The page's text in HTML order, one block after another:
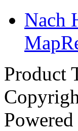
Nach
Map
Product